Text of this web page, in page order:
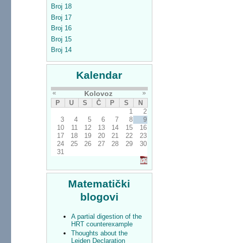
Broj 18
Broj 17
Broj 16
Broj 15
Broj 14
Kalendar
« Kolovoz
»
P
U S Č P S
N
1
2
3
4 5 6 7 8
9
10
11 12 13 14 15
16
17
18 19 20 21 22
23
24
25 26 27 28 29
30
31
Matematički
blogovi
A partial digestion of the
HRT counterexample
Thoughts about the
Leiden Declaration